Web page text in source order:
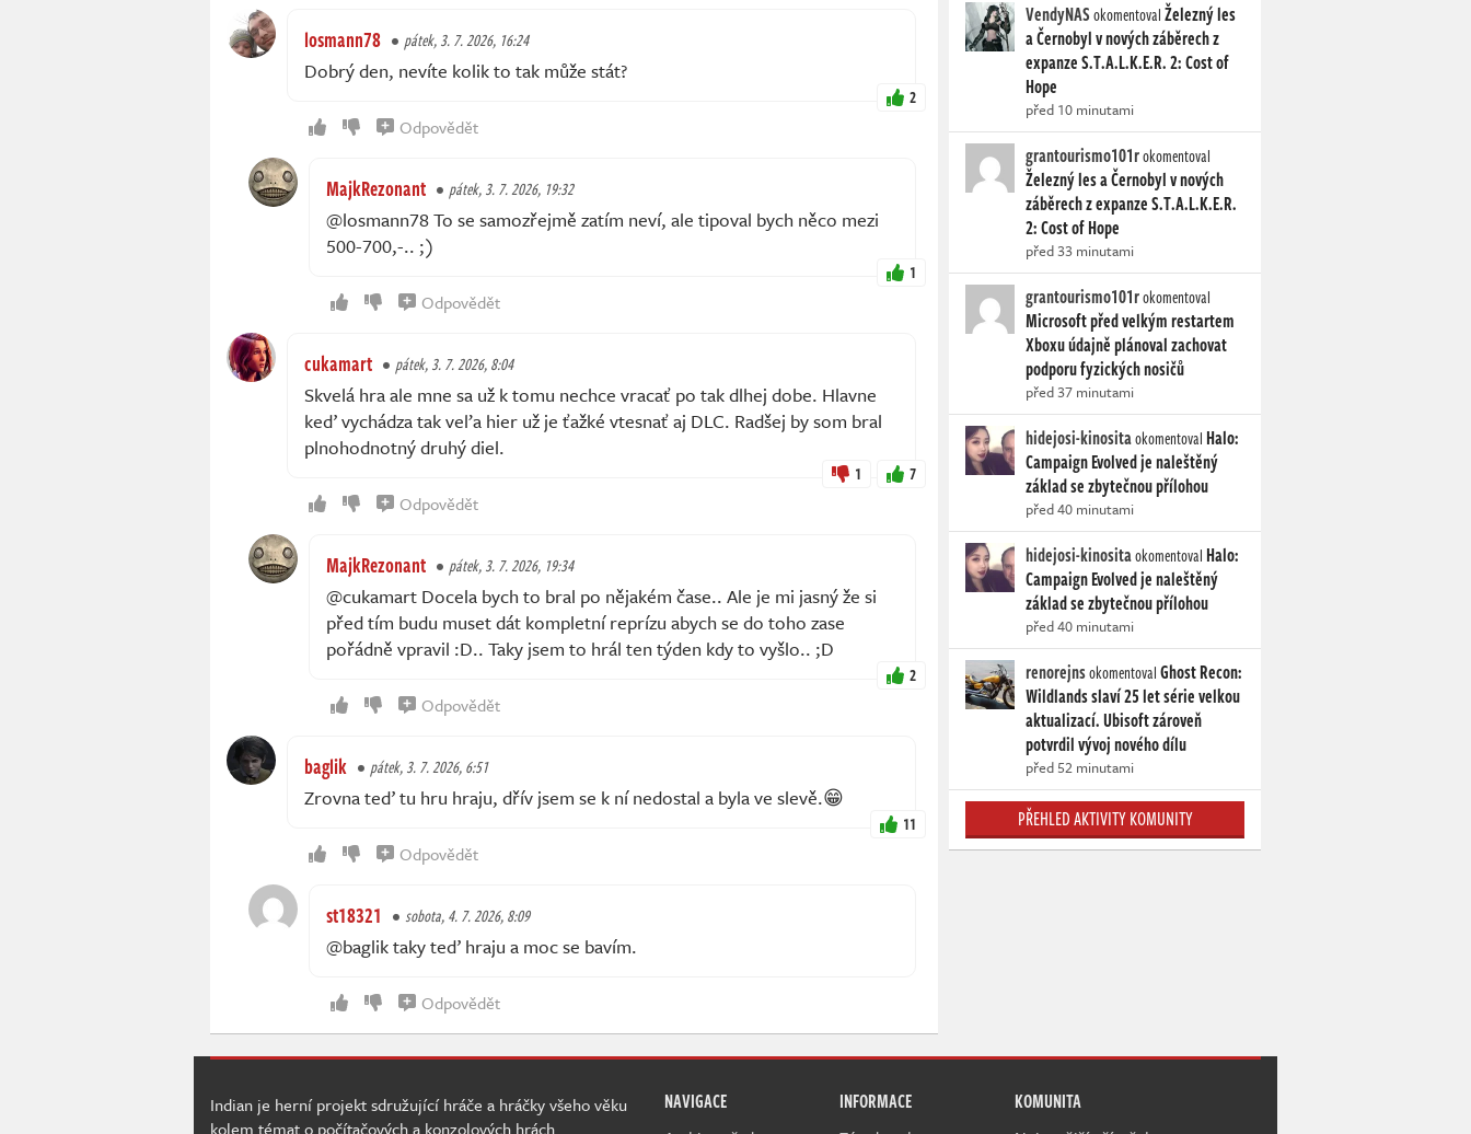
losmann78 pátek, 3. 7. 2026, 16:24
Dobrý den, nevíte kolik to tak může stát?
2
Odpovědět
MajkRezonant pátek, 3. 7. 2026, 19:32
@losmann78 To se samozřejmě zatím neví, ale tipoval bych něco mezi
500-700,-.. ;)
1
Odpovědět
cukamart pátek, 3. 7. 2026, 8:04
Skvelá hra ale mne sa už k tomu nechce vracať po tak dlhej dobe. Hlavne
keď vychádza tak veľa hier už je ťažké vtesnať aj DLC. Radšej by som bral
plnohodnotný druhý diel.
1 7
Odpovědět
MajkRezonant pátek, 3. 7. 2026, 19:34
@cukamart Docela bych to bral po nějakém čase.. Ale je mi jasný že si
před tím budu muset dát kompletní reprízu abych se do toho zase
pořádně vpravil :D.. Taky jsem to hrál ten týden kdy to vyšlo.. ;D
2
Odpovědět
baglik pátek, 3. 7. 2026, 6:51
Zrovna teď tu hru hraju, dřív jsem se k ní nedostal a byla ve slevě.😁
11
Odpovědět
st18321 sobota, 4. 7. 2026, 8:09
@baglik taky teď hraju a moc se bavím.
Odpovědět
VendyNASokomentovalŽelezný les
a Černobyl v nových záběrech z
expanze S.T.A.L.K.E.R. 2: Cost of
Hope
před 10 minutami
grantourismo101rokomentoval
Železný les a Černobyl v nových
záběrech z expanze S.T.A.L.K.E.R.
2: Cost of Hope
před 33 minutami
grantourismo101rokomentoval
Microsoft před velkým restartem
Xboxu údajně plánoval zachovat
podporu fyzických nosičů
před 37 minutami
hidejosi-kinositaokomentoval Halo:
Campaign Evolved je naleštěný
základ se zbytečnou přílohou
před 40 minutami
hidejosi-kinositaokomentoval Halo:
Campaign Evolved je naleštěný
základ se zbytečnou přílohou
před 40 minutami
renorejnsokomentovalGhost Recon:
Wildlands slaví 25 let série velkou
aktualizací. Ubisoft zároveň
potvrdil vývoj nového dílu
před 52 minutami
PŘEHLED AKTIVITY KOMUNITY
NAVIGACE INFORMACE KOMUNITA
Indian je herní projekt sdružující hráče a hráčky všeho věku
kolem témat o počítačových a konzolových hrách.